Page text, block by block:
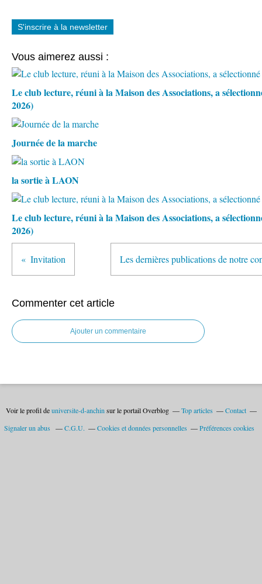
S'inscrire à la newsletter
Vous aimerez aussi :
Le club lecture, réuni à la Maison des Associations, a
2026)
Journée de la marche
la sortie à LAON
Le club lecture, réuni à la Maison des Associations, a
2026)
Invitation Les dernières publications de notre
Commenter cet article
Ajouter un commentaire
Voir le profil deuniversite-d-anchin sur le portail Overblog Top articles
Contact
Signaler un abus
C.G.U. Cookies et données personnelles Préférences cookies